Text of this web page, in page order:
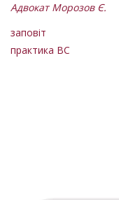
Адвокат Морозов Є.
заповіт
практика ВС